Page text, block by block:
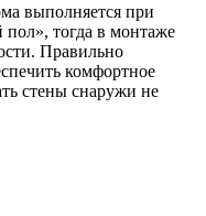
выполняется при
тогда в монтаже
Правильно
комфортное
стены снаружи не